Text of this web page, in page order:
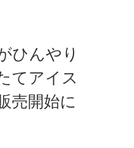
ひんやり
てアイス
売開始に